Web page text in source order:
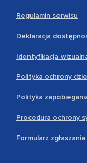
Regulamin serwisu
Deklaracja
Identyfikacja
Polityka ochrony
Polityka
Procedura ochrony
Formularz